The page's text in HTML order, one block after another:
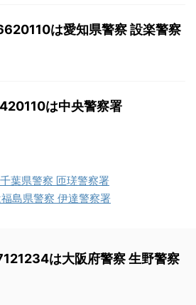
は愛知県警察 設楽警察
は中央警察署
葉県警察 匝瑳警察署
島県警察 伊達警察署
は大阪府警察 生野警察